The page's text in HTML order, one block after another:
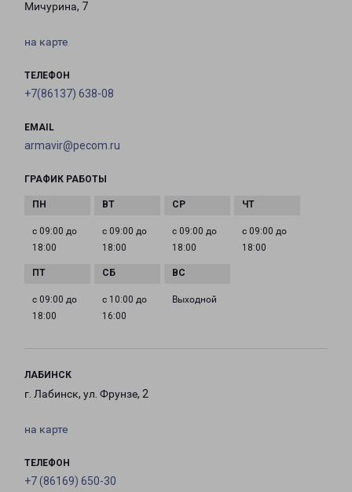
Мичурина, 7
на карте
ТЕЛЕФОН
+7(86137) 638-08
EMAIL
armavir@pecom.ru
ГРАФИК РАБОТЫ
с 09:00 до
18:00
с 09:00 до
18:00
с 09:00 до
18:00
с 09:00 до
18:00
с 09:00 до
18:00
с 10:00 до
16:00
Выходной
ЛАБИНСК
г. Лабинск, ул. Фрунзе, 2
на карте
ТЕЛЕФОН
+7 (86169) 650-30